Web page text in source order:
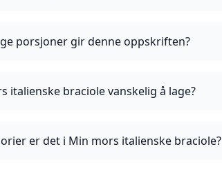
porsjoner gir denne oppskriften?
italienske braciole vanskelig å lage?
er det i Min mors italienske braciole?